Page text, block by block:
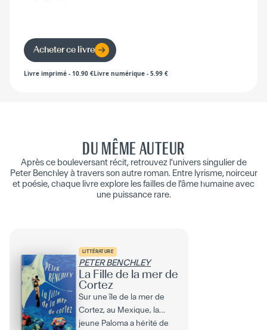
Acheter ce livre
Livre imprimé - 10.90 €Livre numérique - 5.99 €
DU MÊME AUTEUR
Après ce bouleversant récit, retrouvez l'univers singulier de
Peter Benchley à travers son autre roman. Entre lyrisme, noirceur
et poésie, chaque livre explore les failles de l'âme humaine avec
une puissance rare.
LITTÉRATURE
PETER BENCHLEY
La Fille de la mer de
Cortez
Sur une île de la mer de
Cortez, au Mexique, la
jeune Paloma a hérité de